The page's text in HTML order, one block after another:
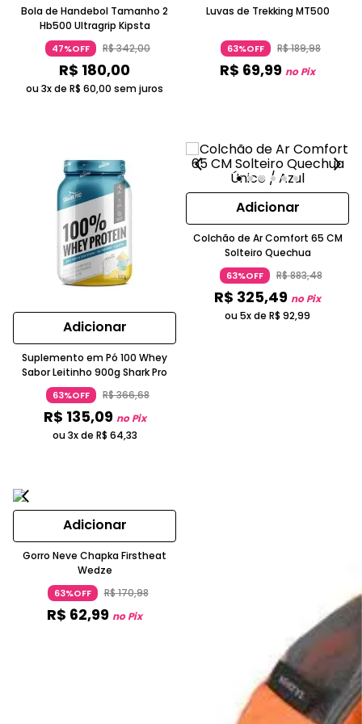
Bola de Handebol Tamanho 2
Hb500 Ultragrip Kipsta
47%OFF R$342,00
R$ 180,00
ou 3x de R$ 60,00 sem juros
Luvas de Trekking MT500
63%OFF R$189,98
R$ 69,99 no Pix
Adicionar
Suplemento em Pó 100 Whey
Sabor Leitinho 900g Shark Pro
63%OFF R$366,68
R$ 135,09 no Pix
ou 3x de R$ 64,33
Adicionar
Colchão de Ar Comfort 65 CM
Solteiro Quechua
63%OFF R$883,48
R$ 325,49 no Pix
ou 5x de R$ 92,99
Adicionar
Gorro Neve Chapka Firstheat
Wedze
63%OFF R$170,98
R$ 62,99 no Pix